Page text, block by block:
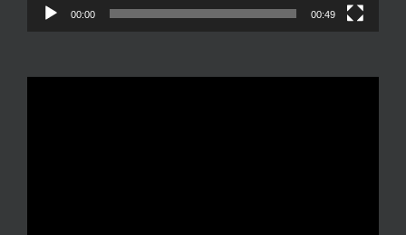
00:00 00:49